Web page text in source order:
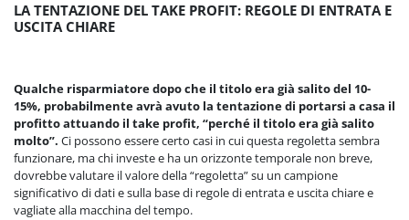
LA TENTAZIONE DEL TAKE PROFIT: REGOLE DI ENTRATA E
USCITA CHIARE
Qualche risparmiatore dopo che il titolo era già salito del 10-
15%, probabilmente avrà avuto la tentazione di portarsi a casa il
profitto attuando il take profit, “perché il titolo era già salito
molto”. Ci possono essere certo casi in cui questa regoletta sembra
funzionare, ma chi investe e ha un orizzonte temporale non breve,
dovrebbe valutare il valore della “regoletta” su un campione
significativo di dati e sulla base di regole di entrata e uscita chiare e
vagliate alla macchina del tempo.